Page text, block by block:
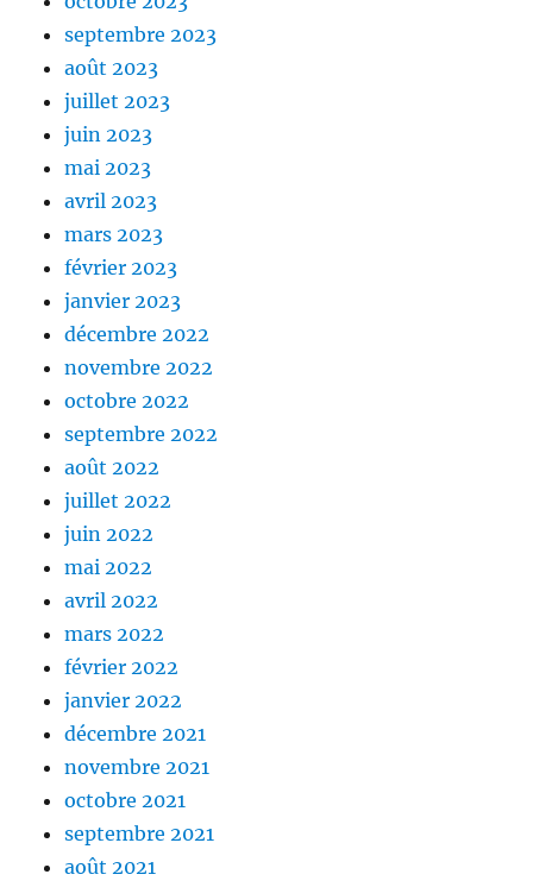
septembre 2023
août 2023
juillet 2023
juin 2023
mai 2023
avril 2023
mars 2023
février 2023
janvier 2023
décembre 2022
novembre 2022
octobre 2022
septembre 2022
août 2022
juillet 2022
juin 2022
mai 2022
avril 2022
mars 2022
février 2022
janvier 2022
décembre 2021
novembre 2021
octobre 2021
septembre 2021
août 2021